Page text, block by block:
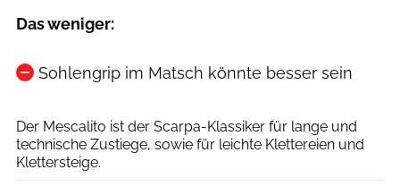
Das weniger:
Sohlengrip im Matsch könnte besser sein
Der Mescalito ist der Scarpa-Klassiker für lange und
technische Zustiege, sowie für leichte Klettereien und
Klettersteige.